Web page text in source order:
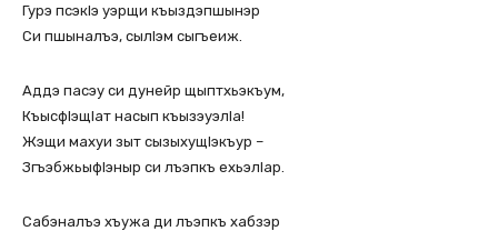
Гурэ псэкIэ уэрщи къыздэпшынэр
Си пшыналъэ, сылIэм сыгъеиж.
Аддэ пасэу си дунейр щыптхьэкъум,
КъысфIэщIат насып къызэуэлIа!
Жэщи махуи зыт сызыхущIэкъур –
ЗгъэбжьыфIэныр си лъэпкъ ехьэлIар.
Сабэналъэ хъужа ди лъэпкъ хабзэр